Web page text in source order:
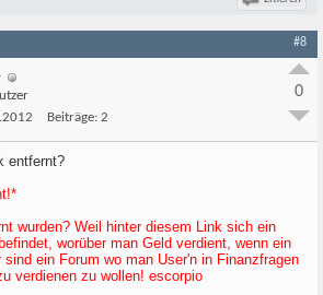
#8
Beiträge: 2
0
entfernt?
wurden? Weil hinter diesem Link sich ein
worüber man Geld verdient, wenn ein
ein Forum wo man User'n in Finanzfragen
verdienen zu wollen! escorpio